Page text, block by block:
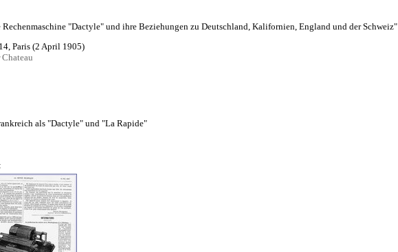
Rechenmaschine "Dactyle" und ihre Beziehungen zu Deutschland, Kalifornien, England und der Schweiz"
Paris (2 April 1905)
Chateau
als "Dactyle" und "La Rapide"
: